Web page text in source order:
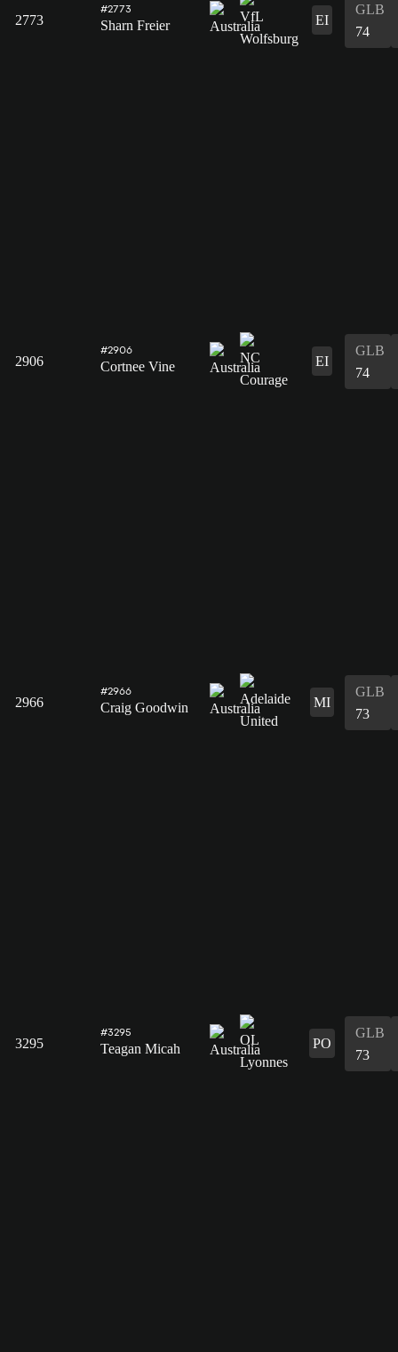
2773
#2773
Sharn Freier EI
GLB
74
2906
#2906
Cortnee Vine EI
GLB
74
2966
#2966
Craig Goodwin MI
GLB
73
3295
#3295
Teagan Micah PO
GLB
73